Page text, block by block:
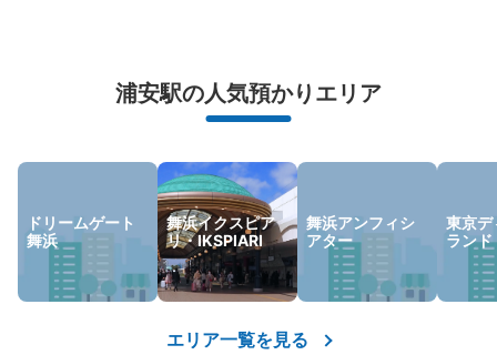
保管できる荷物数
2 / ¥500 ¥300小:12 / ¥200
支払い方法
荷物の破損、盗難等万が一に備えた保証も完備で安心
浦安駅の人気預かりエリア
ドリームゲート
舞浜
舞浜イクスピア
リ・IKSPIARI
舞浜アンフィシ
アター
東京デ
ランド
エリア一覧を見る